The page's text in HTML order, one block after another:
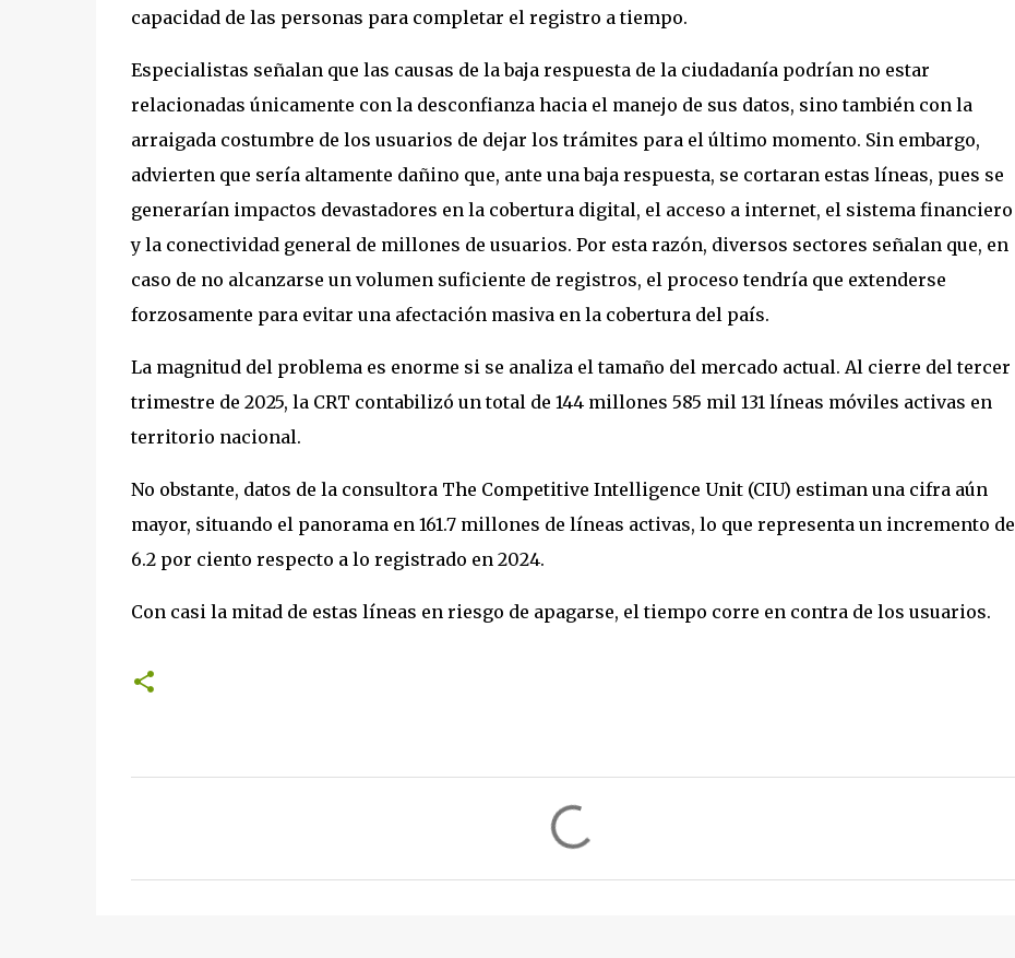
capacidad de las personas para completar el registro a tiempo.
Especialistas señalan que las causas de la baja respuesta de la ciudadanía podrían no estar
relacionadas únicamente con la desconfianza hacia el manejo de sus datos, sino también con la
arraigada costumbre de los usuarios de dejar los trámites para el último momento. Sin embargo,
advierten que sería altamente dañino que, ante una baja respuesta, se cortaran estas líneas, pues se
generarían impactos devastadores en la cobertura digital, el acceso a internet, el sistema financiero
y la conectividad general de millones de usuarios. Por esta razón, diversos sectores señalan que, en
caso de no alcanzarse un volumen suficiente de registros, el proceso tendría que extenderse
forzosamente para evitar una afectación masiva en la cobertura del país.
La magnitud del problema es enorme si se analiza el tamaño del mercado actual. Al cierre del tercer
trimestre de 2025, la CRT contabilizó un total de 144 millones 585 mil 131 líneas móviles activas en
territorio nacional.
No obstante, datos de la consultora The Competitive Intelligence Unit (CIU) estiman una cifra aún
mayor, situando el panorama en 161.7 millones de líneas activas, lo que representa un incremento de
6.2 por ciento respecto a lo registrado en 2024.
Con casi la mitad de estas líneas en riesgo de apagarse, el tiempo corre en contra de los usuarios.